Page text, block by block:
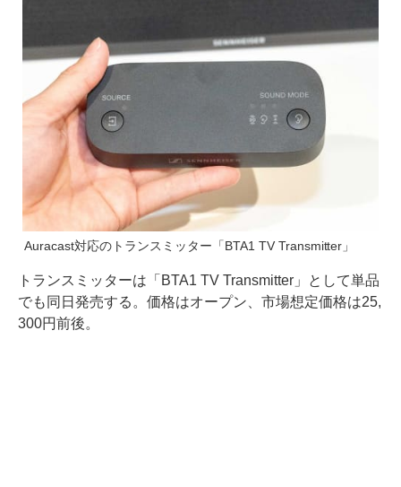
Auracast対応のトランスミッター「BTA1 TV Transmitter」
トランスミッターは「BTA1 TV Transmitter」として単品
でも同日発売する。価格はオープン、市場想定価格は25,
300円前後。